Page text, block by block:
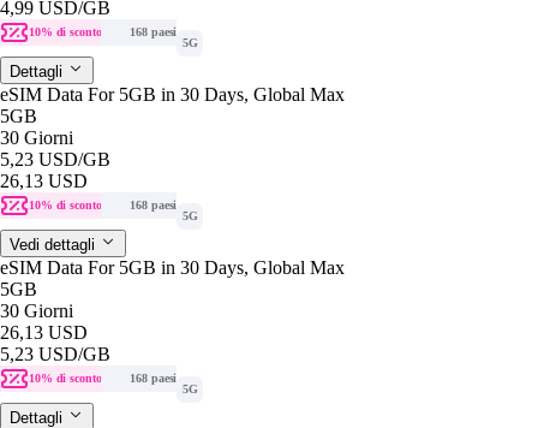
4,99 USD/GB
10% di sconto
168 paesi
5G
Dettagli
eSIM Data For 5GB in 30 Days, Global Max
5GB
30 Giorni
5,23 USD/GB
26,13 USD
10% di sconto
168 paesi
5G
Vedi dettagli
eSIM Data For 5GB in 30 Days, Global Max
5GB
30 Giorni
26,13 USD
5,23 USD/GB
10% di sconto
168 paesi
5G
Dettagli